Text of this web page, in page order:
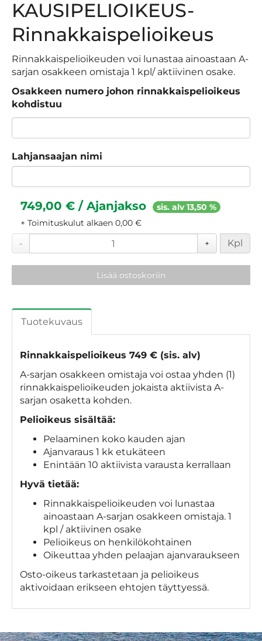
KAUSIPELIOIKEUS-
Rinnakkaispelioikeus
Rinnakkaispelioikeuden voi lunastaa ainoastaan A-
sarjan osakkeen omistaja 1 kpl/ aktiivinen osake.
Osakkeen numero johon rinnakkaispelioikeus
kohdistuu
Lahjansaajan nimi
749,00 € / Ajanjakso
sis. alv 13,50 %
+ Toimituskulut alkaen 0,00 €
-
+ Kpl
Lisää ostoskoriin
Tuotekuvaus
Rinnakkaispelioikeus 749 € (sis. alv)
A-sarjan osakkeen omistaja voi ostaa yhden (1)
rinnakkaispelioikeuden jokaista aktiivista A-
sarjan osaketta kohden.
Pelioikeus sisältää:
Pelaaminen koko kauden ajan
Ajanvaraus 1 kk etukäteen
Enintään 10 aktiivista varausta kerrallaan
Hyvä tietää:
Rinnakkaispelioikeuden voi lunastaa
ainoastaan A-sarjan osakkeen omistaja. 1
kpl / aktiivinen osake
Pelioikeus on henkilökohtainen
Oikeuttaa yhden pelaajan ajanvaraukseen
Osto-oikeus tarkastetaan ja pelioikeus
aktivoidaan erikseen ehtojen täyttyessä.